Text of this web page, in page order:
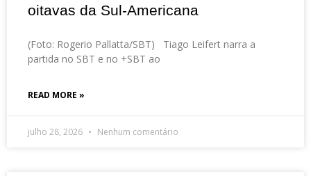
oitavas da Sul-Americana
(Foto: Rogerio Pallatta/SBT) Tiago Leifert narra a
partida no SBT e no +SBT ao
READ MORE »
julho 28, 2026 Nenhum comentário